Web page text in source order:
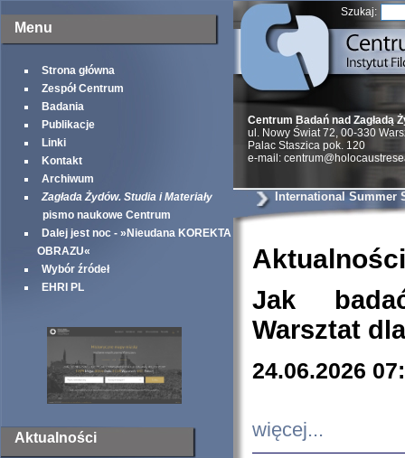
Menu
Strona główna
Zespół Centrum
Badania
Publikacje
Linki
Kontakt
Archiwum
Zagłada Żydów. Studia i Materiały
pismo naukowe Centrum
Dalej jest noc - »Nieudana KOREKTA
OBRAZU«
Wybór źródeł
EHRI PL
Aktualności
Szukaj:
Centrum Badań nad Zagładą
ul. Nowy Świat 72, 00-330
Palac Staszica pok. 120
e-mail:
International Summer
Aktualności
Jak
Warsztat
24.06.2026
więcej...